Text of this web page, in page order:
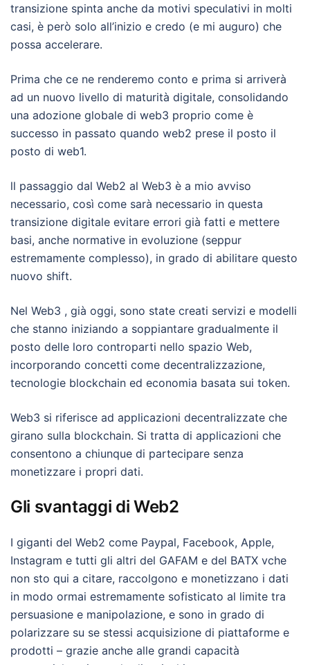
transizione spinta anche da motivi speculativi in molti
casi, è però solo all’inizio e credo (e mi auguro) che
possa accelerare.
Prima che ce ne renderemo conto e prima si arriverà
ad un nuovo livello di maturità digitale, consolidando
una adozione globale di web3 proprio come è
successo in passato quando web2 prese il posto il
posto di web1.
ll passaggio dal Web2 al Web3 è a mio avviso
necessario, così come sarà necessario in questa
transizione digitale evitare errori già fatti e mettere
basi, anche normative in evoluzione (seppur
estremamente complesso), in grado di abilitare questo
nuovo shift.
Nel Web3 , già oggi, sono state creati servizi e modelli
che stanno iniziando a soppiantare gradualmente il
posto delle loro controparti nello spazio Web,
incorporando concetti come decentralizzazione,
tecnologie blockchain ed economia basata sui token.
Web3 si riferisce ad applicazioni decentralizzate che
girano sulla blockchain. Si tratta di applicazioni che
consentono a chiunque di partecipare senza
monetizzare i propri dati.
Gli svantaggi di Web2
I giganti del Web2 come Paypal, Facebook, Apple,
Instagram e tutti gli altri del GAFAM e del BATX vche
non sto qui a citare, raccolgono e monetizzano i dati
in modo ormai estremamente sofisticato al limite tra
persuasione e manipolazione, e sono in grado di
polarizzare su se stessi acquisizione di piattaforme e
prodotti – grazie anche alle grandi capacità